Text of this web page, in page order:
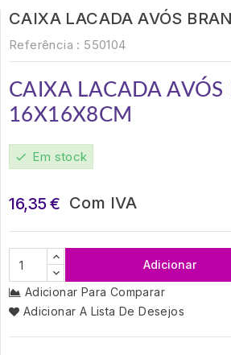
CAIXA LACADA AVÓS
Referência : 550104
CAIXA LACADA AVÓS
16X16X8CM
check Em stock
16,35 € Com IVA
Adicionar
Adicionar Para Comparar
Adicionar A Lista De Desejos